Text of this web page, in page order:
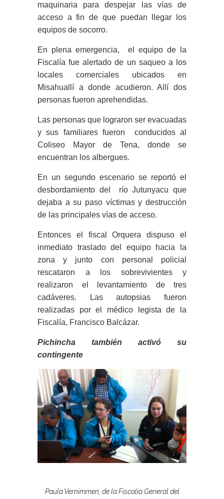
maquinaria para despejar las vías de
acceso a fin de que puedan llegar los
equipos de socorro.
En plena emergencia, el equipo de la
Fiscalía fue alertado de un saqueo a los
locales comerciales ubicados en
Misahuallí a donde acudieron. Allí dos
personas fueron aprehendidas.
Las personas que lograron ser evacuadas
y sus familiares fueron conducidos al
Coliseo Mayor de Tena, donde se
encuentran los albergues.
En un segundo escenario se reportó el
desbordamiento del río Jutunyacu que
dejaba a su paso víctimas y destrucción
de las principales vías de acceso.
Entonces el fiscal Orquera dispuso el
inmediato traslado del equipo hacia la
zona y junto con personal policial
rescataron a los sobrevivientes y
realizaron el levantamiento de tres
cadáveres. Las autopsias fueron
realizadas por el médico legista de la
Fiscalía, Francisco Balcázar.
Pichincha también activó su
contingente
Paula Vernimmen, de la Fiscalía General del